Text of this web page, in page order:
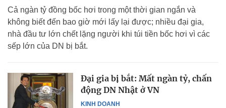
Cả ngàn tỷ đồng bốc hơi trong một thời gian ngắn và
không biết đến bao giờ mới lấy lại được; nhiều đại gia,
nhà đầu tư lớn chết lặng người khi túi tiền bốc hơi vì các
sếp lớn của DN bị bắt.
KINH DOANH
Đại gia bị bắt: Mất ngàn tỷ, chấn
động DN Nhật ở VN